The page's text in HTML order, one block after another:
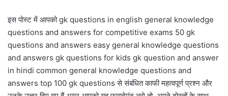
इस पोस्ट में आपको gk questions in english general knowledge
questions and answers for competitive exams 50 gk
questions and answers easy general knowledge questions
and answers gk questions for kids gk question and answer
in hindi common general knowledge questions and
answers top 100 gk questions से संबंधित काफी महत्वपूर्ण प्रश्न और